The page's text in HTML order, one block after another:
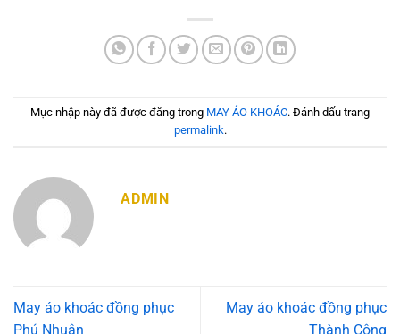
Mục nhập này đã được đăng trong MAY ÁO KHOÁC. Đánh dấu trang
permalink.
ADMIN
May áo khoác đồng phục
Phú Nhuận
May áo khoác đồng phục
Thành Công